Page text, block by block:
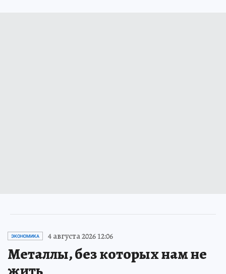
ЭКОНОМИКА 4 августа 2026 12:06
Металлы, без которых нам не